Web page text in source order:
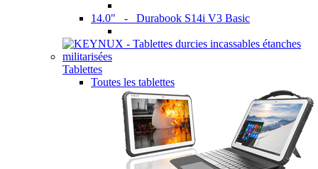
14.0" - Durabook S14i V3 Basic
Tablettes
Toutes les tablettes